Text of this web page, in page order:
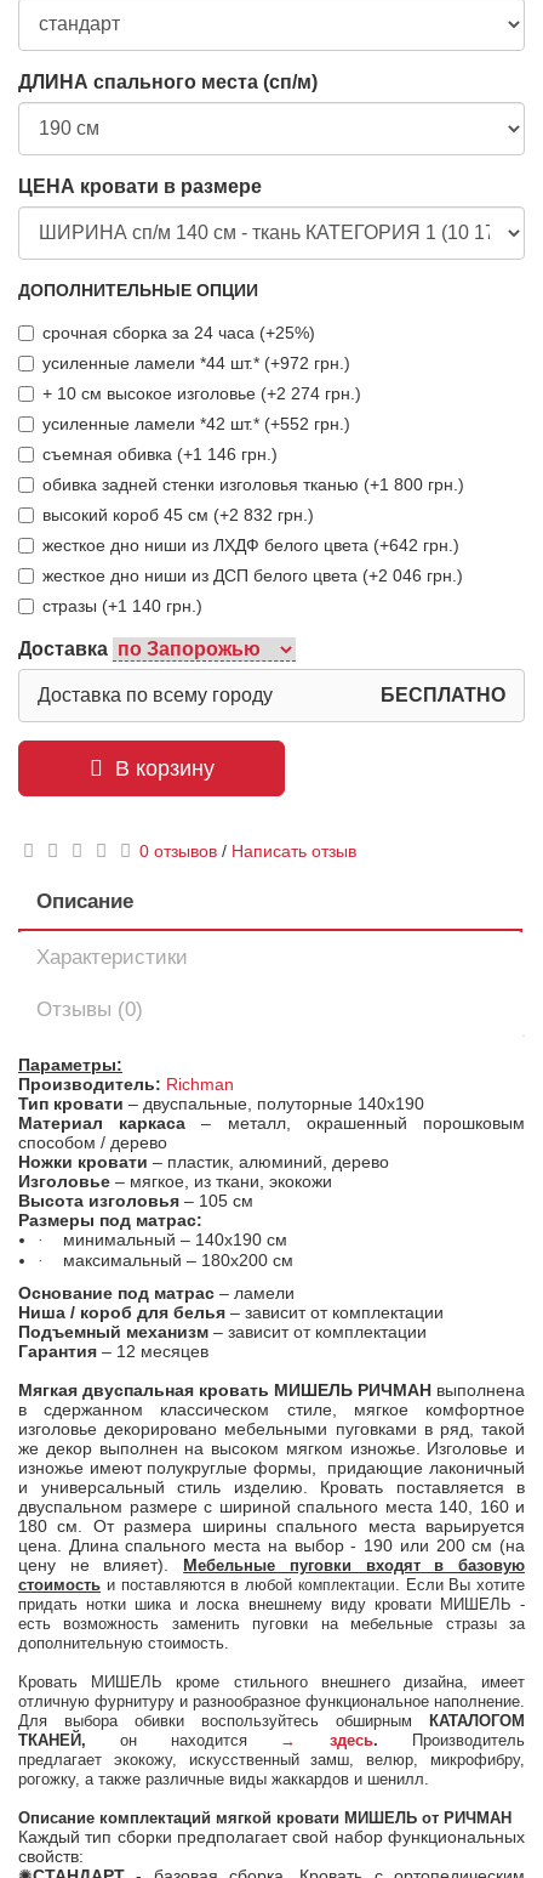
ДЛИНА спального места (сп/м)
ЦЕНА кровати в размере
ДОПОЛНИТЕЛЬНЫЕ ОПЦИИ
срочная сборка за 24 часа (+25%)
усиленные ламели *44 шт.* (+972 грн.)
+ 10 см высокое изголовье (+2 274 грн.)
усиленные ламели *42 шт.* (+552 грн.)
съемная обивка (+1 146 грн.)
обивка задней стенки изголовья тканью (+1 800 грн.)
высокий короб 45 см (+2 832 грн.)
жесткое дно ниши из ЛХДФ белого цвета (+642 грн.)
жесткое дно ниши из ДСП белого цвета (+2 046 грн.)
стразы (+1 140 грн.)
Доставка
Доставка по всему городу БЕСПЛАТНО
В корзину
0 отзывов / Написать отзыв
Описание
Характеристики
Отзывы (0)
Параметры:
Производитель: Richman
Тип кровати – двуспальные, полуторные 140х190
Материал каркаса – металл, окрашенный порошковым
способом / дерево
Ножки кровати – пластик, алюминий, дерево
Изголовье – мягкое, из ткани, экокожи
Высота изголовья – 105 см
Размеры под матрас:
· минимальный – 140х190 см
·
максимальный – 180х200 см
Основание под матрас – ламели
Ниша / короб для белья – зависит от комплектации
Подъемный механизм – зависит от комплектации
Гарантия – 12 месяцев
Мягкая двуспальная кровать МИШЕЛЬ РИЧМАН выполнена
в сдержанном классическом стиле, мягкое комфортное
изголовье декорировано мебельными пуговками в ряд, такой
же декор выполнен на высоком мягком изножье. Изголовье и
изножье имеют полукруглые формы, придающие лаконичный
и универсальный стиль изделию. Кровать поставляется в
двуспальном размере с шириной спального места 140, 160 и
180 см. От размера ширины спального места варьируется
цена. Длина спального места на выбор - 190 или 200 см (на
цену не влияет). Мебельные пуговки входят в базовую
стоимость и поставляются в любой комплектации. Если Вы хотите
придать нотки шика и лоска внешнему виду кровати МИШЕЛЬ -
есть возможность заменить пуговки на мебельные стразы за
дополнительную стоимость.
Кровать МИШЕЛЬ кроме стильного внешнего дизайна, имеет
отличную фурнитуру и разнообразное функциональное наполнение.
Для выбора обивки воспользуйтесь обширным
КАТАЛОГОМ
ТКАНЕЙ, он находится → здесь.
Производитель
предлагает
экокожу, искусственный замш, велюр, микрофибру,
рогожку, а также различные виды жаккардов и шенилл.
Описание комплектаций мягкой кровати МИШЕЛЬ от РИЧМАН
Каждый тип сборки предполагает свой набор функциональных
свойств: